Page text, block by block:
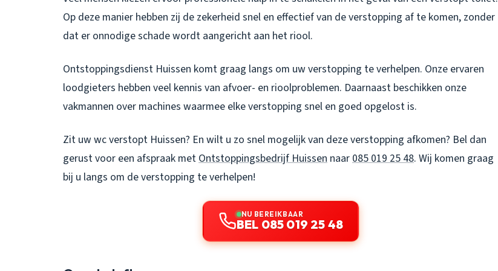
Op deze manier hebben zij de zekerheid snel en effectief van de verstopping af te komen, zonder
dat er onnodige schade wordt aangericht aan het riool.
Ontstoppingsdienst Huissen komt graag langs om uw verstopping te verhelpen. Onze ervaren
loodgieters hebben veel kennis van afvoer- en rioolproblemen. Daarnaast beschikken onze
vakmannen over machines waarmee elke verstopping snel en goed opgelost is.
Zit uwwc verstopt Huissen? En wilt u zo snel mogelijk van deze verstopping afkomen? Bel dan
gerust voor een afspraak met Ontstoppingsbedrijf Huissen naar 085 019 25 48. Wij komen graag
bij u langs om de verstopping te verhelpen!
NU BEREIKBAAR
BEL 085 019 25 48